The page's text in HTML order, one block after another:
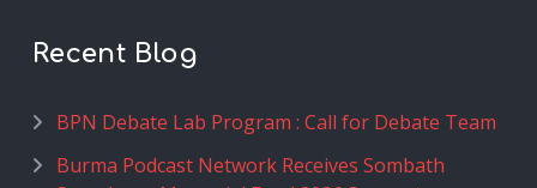
Recent Blog
BPN Debate Lab Program : Call for Debate Team
Burma Podcast Network Receives Sombath